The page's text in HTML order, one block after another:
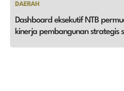
DAERAH
Dashboard eksekutif NTB
kinerja pembangunan strategis